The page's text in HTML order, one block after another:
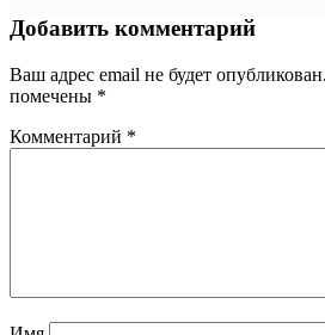
Добавить комментарий
Ваш адрес email не будет опубликован.
помечены *
Комментарий *